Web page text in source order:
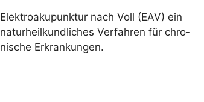
Elek­tro­aku­punk­tur nach Voll (EAV) ein
natur­heil­kund­li­ches Ver­fah­ren für chro­
ni­sche Erkrankungen.